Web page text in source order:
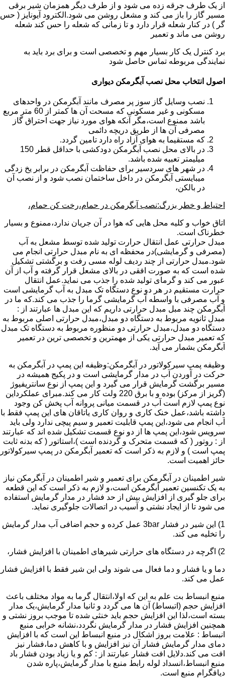
از یک طرف جرقه زده می شود و از طرف دیگر همزمان شیر برقی
مسیر گاز را باز می کند و مشعل روشن می شود.الکترود آیونایز ( حس
گر ) در کنار شعله قرار دارد و تا زمانی که شعله را حس کند شعله
روشن می ماند و تعمیر
برد کنترل یک کار بسیار مهم و تخصصی است و برای برد باید به
نمایندگی مربوطه تماس حاصل شود
اصول انتخاب محل نصب آبگرمکن دیواری
نصب وسایل گاز سوز پر مصرف مانند آبگرمکن در واحدهای
مسکونی و غیر مسکونی که مسحت آن ها کمتر از 60 متر مربع
باشد ممنوع است،مگر آنکه هوای مورد نیاز جهت احتراق گاز
مصرفی آن ها از طریق دریچه دائمی
که مستقیما به هوای آزاد راه دارد تامین گردد.
در بالای محل نصب آبگرمکن دودکشی با حداقل قطر 150
میلیمتر تعبیه شده باشد.
در شهر های سردسیر برای حفاظت آبگرمکن در برابر یخ زدگی
میبایستی آبگرمکن در داخل ساختمان نصب شود و از نصب آن
در بالکن،
احتیاط و خطر بزرگ:نصب آبگرمکن در حمام،رخت کن حمام،
اتاق خواب و کلیه محل هایی که هوا در آن جریان ندارد،ممنوع و بسیار
خطرناک است.
مبدل حرارتی عمل انتقال حرارت تولید شده توسط مشعل به آب
(مصرفی و گرمایشی)در محفظه ای به نام مبدل حرارتی انجام می
شود.مبدل حرارتی از چند ردیف لوله مسی رفت و برگشتی تشکیل
شده است که به صورت افقی در بالای مشعل قرار گرفته و آب از آن
عبور می کند و گرمای تولید شده را جذب می نماید.عمل انتقال
حرارت مستقیم در هر دو نوع دستگاه تک مبدل به آب گرمایشی است
و آب مصرفی با واسطه آب گرمایشی گرما را جذب می کند.که ما در
آبگرمکن چند مبل مبدل حرارتی داریم که این مبدل ها عبارتند از :
مبدل ثانویه مربوط به دستگاه دو مبدل،مبدل حرارتی اصلی مربوط به
دستگاه دو مبدل،مبدل حرارتی دو منظوره مربوط به دستگاه تک مبدل
که تعمیر مبدل حرارتی یکی از مهمترین و تخصصی ترین در تعمیر
آبگرمکن بشمار می آید.
وظیفه پمپ سیرکولاتور در آبگرمکن:وظیفه این پمپ در آبگرمکن به
حرکت در آوردن آب در مدار گرمایشی است و در پکیج همیشه در
مسیر برگشت گرمایش قرار می گیرد و این پمپ از نوع سانتریفیوژ
(گریز از مرکز) بوده و با برق 220 ولت کار می کند.مبرای عملکرداین
نوع پمپ لازم است آب در قسمت میانی پروانه آب پخش کن وجود
داشته باشد،عمل خنک کاری و روان کاری یاتاقان های این پمپ فقط با
آب انجام می شود،این پمپ قابلیت تعمیر و سیم پیچی ندارد ولی باید
سرویس شود،این پمپ ها از دو نوع قسمت تشکیل شده اند که عبارتند
از : روتور ( که قسمت متحرک و گردنده است )،استاتور ( که بدنه ثابت
پمپ است ) و لازم به ذکر است که تعمیر آبگرمکن در پمپ سیرکولاتور
حائز اهمیت است.
شیر اطمینان در آبگرمکن برای تعمیر و شیر اطمینان در آبگرمکن نیاز
به یک تکنسین تعمیر آبگرمکن است،و لازم به ذکر است که این قطعه
برای جلو گیری از افزایش بیش از حد فشار در مدار گرمایش استفاده
می شود تا از ایجاد نشتی و آسیب در اتصالات جلوگیری نماید.
1) این شیر در فشار 3bar عمل کرده و حجم اضافی آب مدار گرمایش
را تخلیه می کند.
2) اگرچه در دستگاه های حرارتی شیرهای اطمینان با افزایش فشار،
دما و یا فشار و دما فعال می شوند ولی این شیر فقط با افزایش فشار
عمل می کند.
منبع انبساط بت علم به این که اولا،انتقال گرما به مواد مختلف باعث
افزایش حجم (اتبساط) آن ها می گردد و ثانیا مدار گرمایش،یک مدار
بسته است،لذا این افزایش حجم باید خنثی شده تا موجب بروز نشتی و
همچنین افزایش فشار در مدار گرمایش نگردد،نشانه خرابی منبع
انبساط : علامت بروز اشکال در منبع انبساط این است که با افزایش
دمای مدار گرمایش فشار آن نیز افزایش و با کاهش دما،فشار نیز
افت می کند.دلایل افت فشار عبارتند از : کم و یا زیاد بودن فشار باد
منبع انبساط،انسداد لوله رابط منبع با مدار گرمایش،پاره شدن
دیافگرام منبع است.